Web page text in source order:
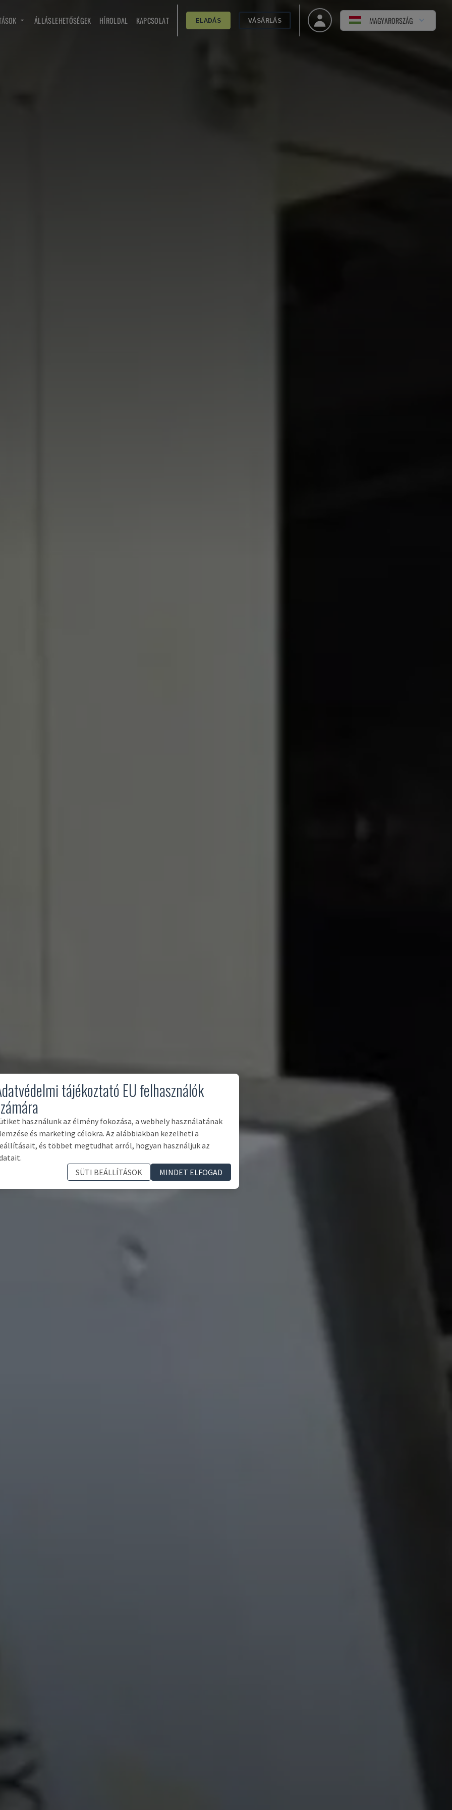
ÁLLÁSLEHETŐSÉGEK HÍROLDAL KAPCSOLAT ELADÁS VÁSÁRLÁS MAGYARORSZÁG
tájékoztató EU felhasználók
használunk az élmény fokozása, a webhely használatának
és marketing célokra. Az alábbiakban kezelheti a
és többet megtudhat arról, hogyan használjuk az
SÜTI BEÁLLÍTÁSOK
MINDET ELFOGAD